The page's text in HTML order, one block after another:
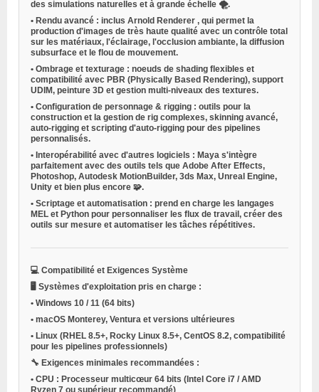
des simulations naturelles et à grande échelle 🌪️.
• Rendu avancé : inclus Arnold Renderer , qui permet la
production d'images de très haute qualité avec un contrôle total
sur les matériaux, l'éclairage, l'occlusion ambiante, la diffusion
subsurface et le flou de mouvement.
• Ombrage et texturage : noeuds de shading flexibles et
compatibilité avec PBR (Physically Based Rendering), support
UDIM, peinture 3D et gestion multi-niveaux des textures.
• Configuration de personnage & rigging : outils pour la
construction et la gestion de rig complexes, skinning avancé,
auto-rigging et scripting d'auto-rigging pour des pipelines
personnalisés.
• Interopérabilité avec d'autres logiciels : Maya s'intègre
parfaitement avec des outils tels que Adobe After Effects,
Photoshop, Autodesk MotionBuilder, 3ds Max, Unreal Engine,
Unity et bien plus encore 🧩.
• Scriptage et automatisation : prend en charge les langages
MEL et Python pour personnaliser les flux de travail, créer des
outils sur mesure et automatiser les tâches répétitives.
💻 Compatibilité et Exigences Système
🖥️ Systèmes d'exploitation pris en charge :
• Windows 10 / 11 (64 bits)
• macOS Monterey, Ventura et versions ultérieures
• Linux (RHEL 8.5+, Rocky Linux 8.5+, CentOS 8.2, compatibilité
pour les pipelines professionnels)
🔧 Exigences minimales recommandées :
• CPU : Processeur multicœur 64 bits (Intel Core i7 / AMD
Ryzen 7 ou supérieur recommandé)